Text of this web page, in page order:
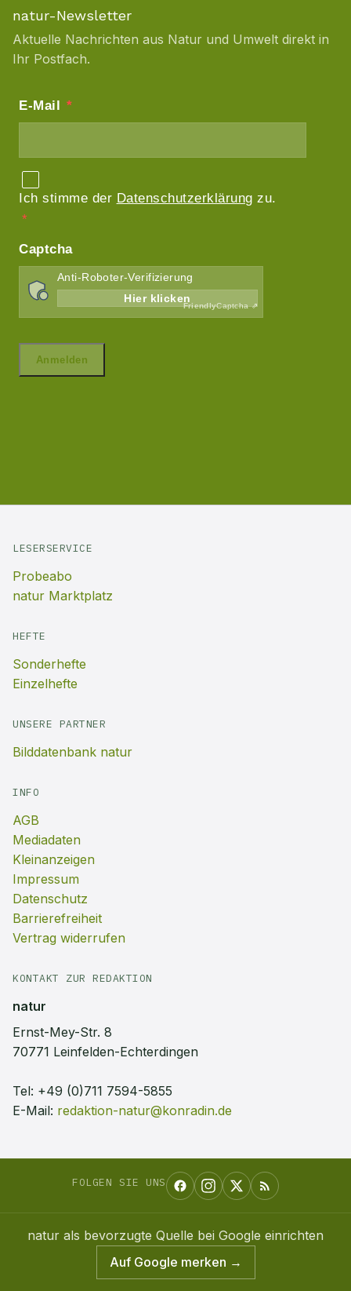
natur-Newsletter
Aktuelle Nachrichten aus Natur und Umwelt direkt in
Ihr Postfach.
LESERSERVICE
Probeabo
natur Marktplatz
HEFTE
Sonderhefte
Einzelhefte
UNSERE PARTNER
Bilddatenbank natur
INFO
AGB
Mediadaten
Kleinanzeigen
Impressum
Datenschutz
Barrierefreiheit
Vertrag widerrufen
KONTAKT ZUR REDAKTION
natur
Ernst-Mey-Str. 8
70771 Leinfelden-Echterdingen
Tel: +49 (0)711 7594-5855
E-Mail: redaktion-natur@konradin.de
FOLGEN SIE UNS
natur als bevorzugte Quelle bei Google einrichten
Auf Google merken →